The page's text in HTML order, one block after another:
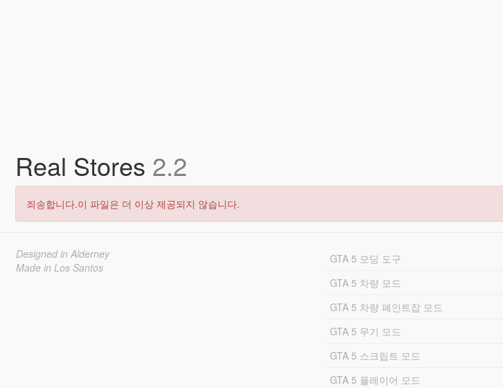
Real Stores 2.2
죄송합니다.이 파일은 더 이상 제공되지 않습니다.
Designed in Alderney
Made in Los Santos
GTA 5 모딩 도구
GTA 5 차량 모드
GTA 5 차량 페인트잡 모드
GTA 5 무기 모드
GTA 5 스크립트 모드
GTA 5 플레이어 모드